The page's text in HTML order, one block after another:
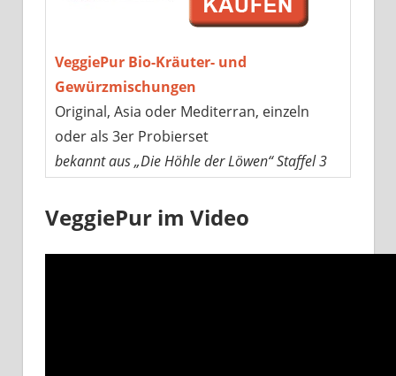
VeggiePur Bio-Kräuter- und
Gewürzmischungen
Original, Asia oder Mediterran, einzeln
oder als 3er Probierset
bekannt aus „Die Höhle der Löwen“ Staffel 3
VeggiePur im Video